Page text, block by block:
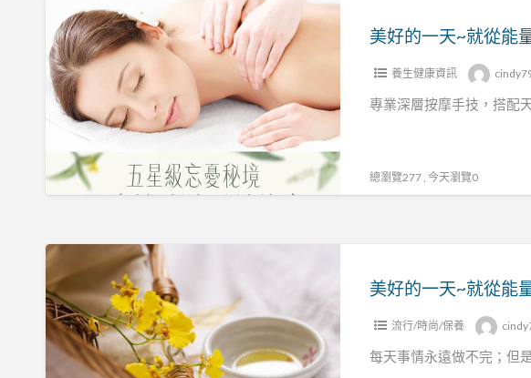
好
的
一
天
從
能
療
癒
精
油
Spa
養生健康資訊
專業深層按摩手技，搭配
總瀏覽277 , 今天瀏覽0
美
好
的
一
天
流行/時尚/保養
每天事情永遠做不完；但